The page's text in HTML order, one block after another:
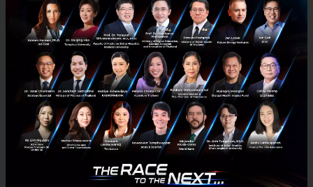
ควบคุมต้นทุนธุรกิจก่อสร้างในฟิลิปปินส์
SCG ร่วมทุนกับ BUILK ตั้งบริษัททำแพลตฟอร์มให้บริการควบคุมต้นทุน
ธุรกิจก่อสร้าง B2B E-Commerce ในฟิลิปปินส์ โดยใช้เงินลงทุนรวม 15.5
ล้านบาท คาดเริ่มดำเนินการภายในไตรมาสที่ 1 /2563...
กุมภาพันธ์ 20, 2020| ByTechsauce Team
News Deal Digest scg builk startup platform